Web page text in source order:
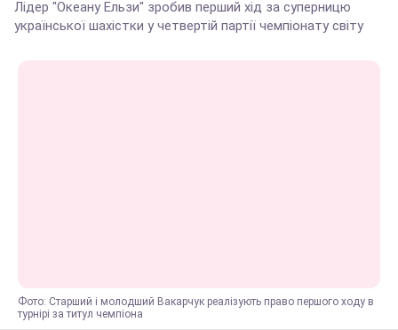
Лідер "Океану Ельзи" зробив перший хід за суперницю
української шахістки у четвертій партії чемпіонату світу
Фото: Старший і молодший Вакарчук реалізують право першого ходу в
турнірі за титул чемпіона